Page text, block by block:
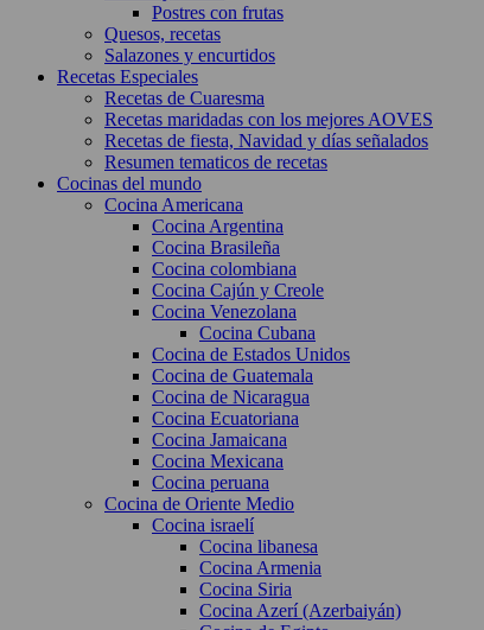
Postres con frutas
Quesos, recetas
Salazones y encurtidos
Recetas Especiales
Recetas de Cuaresma
Recetas maridadas con los mejores AOVES
Recetas de fiesta, Navidad y días señalados
Resumen tematicos de recetas
Cocinas del mundo
Cocina Americana
Cocina Argentina
Cocina Brasileña
Cocina colombiana
Cocina Cajún y Creole
Cocina Venezolana
Cocina Cubana
Cocina de Estados Unidos
Cocina de Guatemala
Cocina de Nicaragua
Cocina Ecuatoriana
Cocina Jamaicana
Cocina Mexicana
Cocina peruana
Cocina de Oriente Medio
Cocina israelí
Cocina libanesa
Cocina Armenia
Cocina Siria
Cocina Azerí (Azerbaiyán)